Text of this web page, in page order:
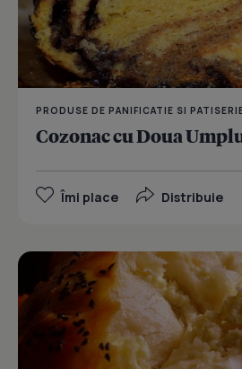
PRODUSE DE PANIFICATIE SI
Cozonac cu Doua
Îmi place Distribuie